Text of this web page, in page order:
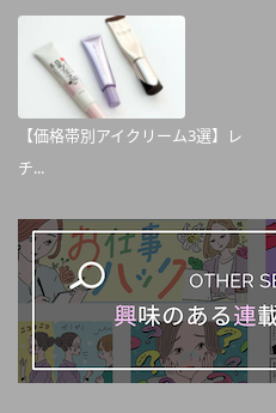
【価格帯別アイクリーム3選】レ
チ...